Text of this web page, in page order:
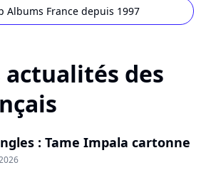
Albums France depuis 1997
des
: Tame Impala cartonne